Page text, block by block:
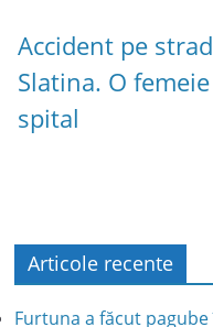
Accident pe
Slatina. O
spital
Articole recente
Furtuna a făcut